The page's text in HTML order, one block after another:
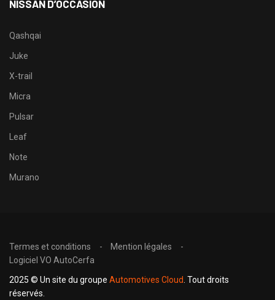
NISSAN D’OCCASION
Qashqai
Juke
X-trail
Micra
Pulsar
Leaf
Note
Murano
Termes et conditions
Mention légales
Logiciel VO AutoCerfa
2025 © Un site du groupe Automotives Cloud. Tout droits
réservés.